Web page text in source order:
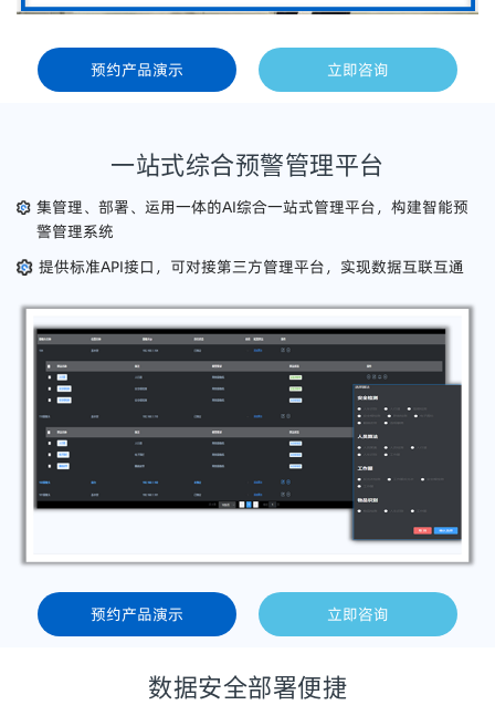
预约产品演示 立即咨询
一站式综合预警管理平台
集管理、部署、运用一体的AI综合一站式管理平台，构建智能预
警管理系统
提供标准API接口，可对接第三方管理平台，实现数据互联互通
预约产品演示 立即咨询
数据安全部署便捷